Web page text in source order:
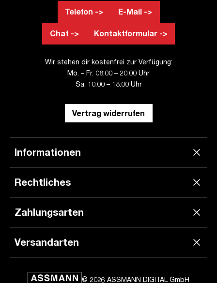
Telefon -> E-Mail ->
Chat -> Kontaktformular ->
Wir stehen dir kostenfrei zur Verfügung:
Mo. – Fr. 08:00 – 20:00 Uhr
Sa. 10:00 – 18:00 Uhr
Vertrag widerrufen
Informationen
Rechtliches
Zahlungsarten
Versandarten
© 2026 ASSMANN DIGITAL GmbH